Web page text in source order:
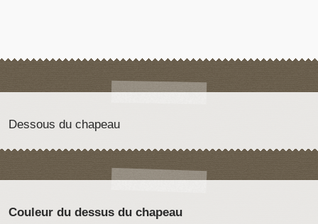
Dessous du chapeau
Couleur du dessus du chapeau